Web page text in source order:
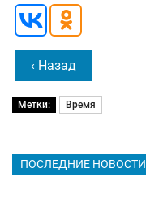
‹ Назад
Метки: Время
ПОСЛЕДНИЕ НОВОСТИ